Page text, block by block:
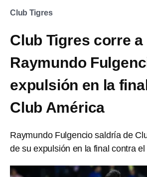
Club Tigres
Club Tigres corre a
Raymundo
expulsión en la
Club América
Raymundo Fulgencio saldría de
de su expulsión en la final contra